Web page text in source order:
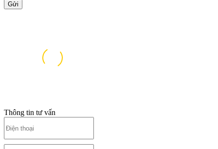
Gửi
Thông tin tư vấn